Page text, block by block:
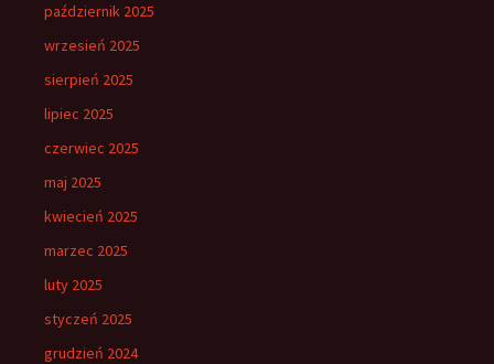
październik 2025
wrzesień 2025
sierpień 2025
lipiec 2025
czerwiec 2025
maj 2025
kwiecień 2025
marzec 2025
luty 2025
styczeń 2025
grudzień 2024